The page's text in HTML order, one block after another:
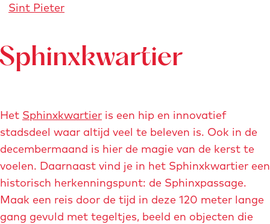
Sint Pieter
Het Sphinxkwartier is een hip en innovatief
stadsdeel waar altijd veel te beleven is. Ook in de
decembermaand is hier de magie van de kerst te
voelen. Daarnaast vind je in het Sphinxkwartier een
historisch herkenningspunt: de Sphinxpassage.
Maak een reis door de tijd in deze 120 meter lange
gang gevuld met tegeltjes, beeld en objecten die